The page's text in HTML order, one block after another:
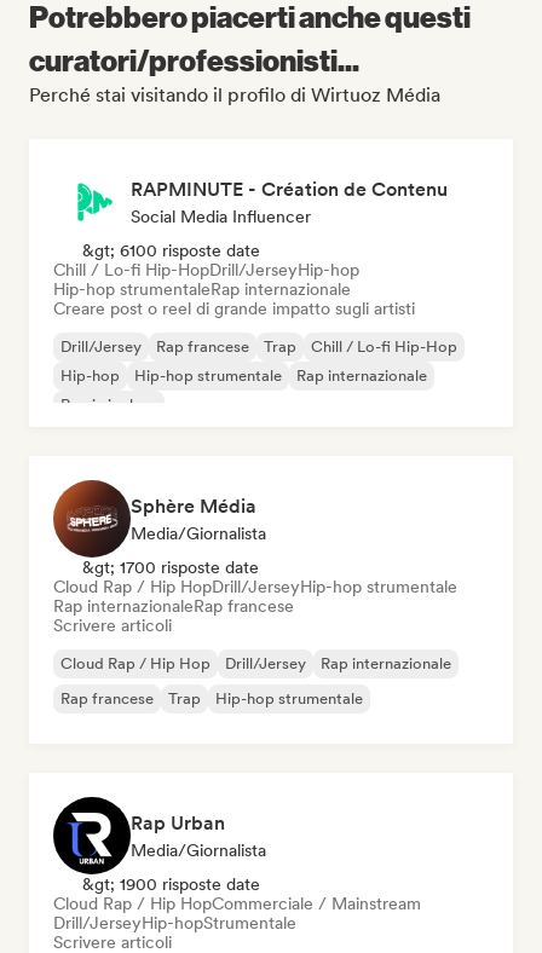
Potrebbero piacerti anche questi
curatori/professionisti...
Perché stai visitando il profilo di Wirtuoz Média
RAPMINUTE - Création de Contenu
Social Media Influencer
&gt; 6100 risposte date
Chill / Lo-fi Hip-HopDrill/JerseyHip-hop
Hip-hop strumentaleRap internazionale
Creare post o reel di grande impatto sugli artisti
Drill/Jersey Rap francese Trap
Chill / Lo-fi Hip-Hop
Hip-hop
Hip-hop strumentale
Rap internazionale
Rap in inglese
Sphère Média
Media/Giornalista
&gt; 1700 risposte date
Cloud Rap / Hip HopDrill/JerseyHip-hop strumentale
Rap internazionaleRap francese
Scrivere articoli
Cloud Rap / Hip Hop Drill/Jersey
Rap internazionale
Rap francese
Trap Hip-hop strumentale
Rap Urban
Media/Giornalista
&gt; 1900 risposte date
Cloud Rap / Hip HopCommerciale / Mainstream
Drill/JerseyHip-hopStrumentale
Scrivere articoli